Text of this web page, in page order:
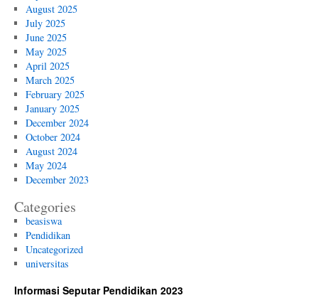
August 2025
July 2025
June 2025
May 2025
April 2025
March 2025
February 2025
January 2025
December 2024
October 2024
August 2024
May 2024
December 2023
Categories
beasiswa
Pendidikan
Uncategorized
universitas
Informasi Seputar Pendidikan 2023